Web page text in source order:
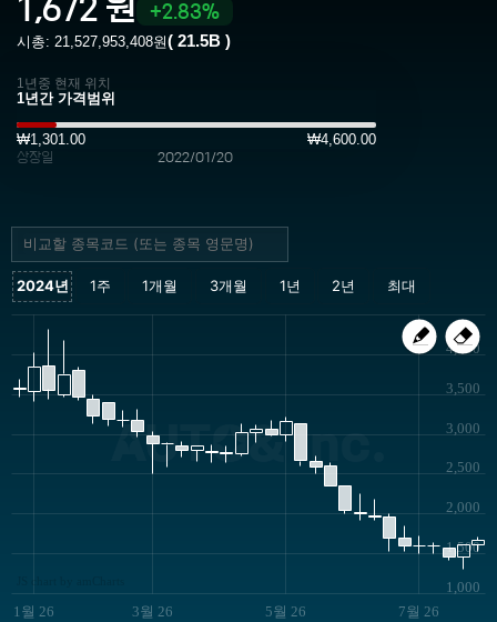
2.83%
시총: 21,527,953,408원( 21.5B )
1년중 현재 위치
₩1,301.00 ₩4,600.00
상장일 2022/01/20
AUTO& Inc.
1월 26 3월 26 5월 26 7월 26
1,000
1,500
2,000
2,500
3,000
3,500
4,000